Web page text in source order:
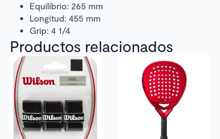
Equilibrio: 265 mm
Longitud: 455 mm
Grip: 4 1/4
Productos relacionados